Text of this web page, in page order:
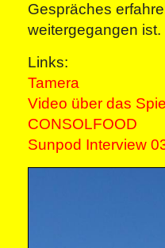
Gespräches
weitergegangen ist.
Links:
Tamera
Video über das
CONSOLFOOD
Sunpod Interview